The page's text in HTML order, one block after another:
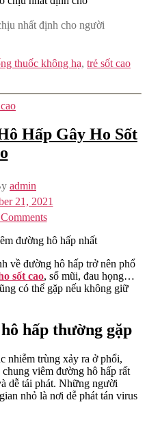
nhất định cho người
thuốc không hạ, trẻ sốt cao
Hấp Gây Ho Sốt
admin
21, 2021
on
Các
Bệnh
Đường
Hô
Hấp
Sốt
Cao
về đường hô hấp trở nên phổ
sốt cao, sổ mũi, đau họng…
có thể gặp nếu không giữ
hấp thường gặp
nhiễm trùng xảy ra ở phổi,
viêm đường hô hấp rất
dễ tái phát. Những người
nhỏ là nơi dễ phát tán virus